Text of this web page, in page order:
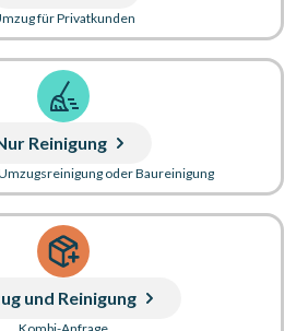
für Privatkunden
Reinigung
oder Baureinigung
und Reinigung